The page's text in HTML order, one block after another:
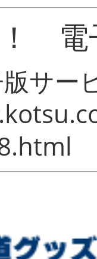
！ 電
サー